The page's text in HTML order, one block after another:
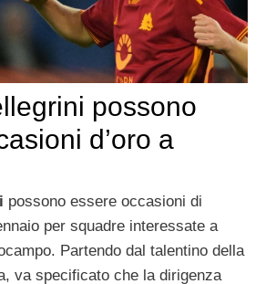
possono
d’oro a
possono essere occasioni di
per squadre interessate a
Partendo dal talentino della
va specificato che la dirigenza